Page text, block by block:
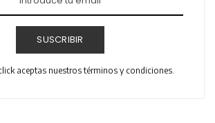
SUSCRIBIR
aceptas nuestros términos y condiciones.